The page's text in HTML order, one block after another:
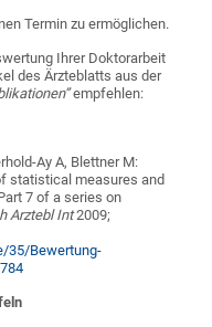
Termin zu ermöglichen.
Ihrer Doktorarbeit
des Ärzteblatts aus der
empfehlen:
Ay A, Blettner M:
statistical measures and
7 of a series on
Arztebl Int2009;
35/Bewertung-